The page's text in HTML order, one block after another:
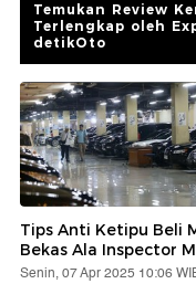
Temukan Review
Terlengkap oleh
detikOto
Tips Anti Ketipu Beli
Bekas Ala Inspector
Senin, 07 Apr 2025 10:06